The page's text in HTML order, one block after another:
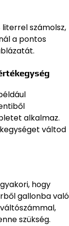
számolsz,
a pontos
alkalmaz.
váltod
hogy
gallonba való
szükség.